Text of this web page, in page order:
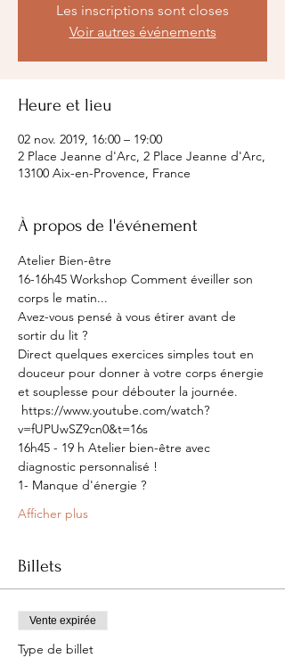
Les inscriptions sont closes
Voir autres événements
Heure et lieu
02 nov. 2019, 16:00 – 19:00
2 Place Jeanne d'Arc, 2 Place Jeanne d'Arc,
13100 Aix-en-Provence, France
À propos de l'événement
Atelier Bien-être
16-16h45 Workshop Comment éveiller son
corps le matin...
Avez-vous pensé à vous étirer avant de
sortir du lit ?
Direct quelques exercices simples tout en
douceur pour donner à votre corps énergie
et souplesse pour débouter la journée.
https://www.youtube.com/watch?
v=fUPUwSZ9cn0&t=16s
16h45 - 19 h Atelier bien-être avec
diagnostic personnalisé !
1- Manque d'énergie ?
Afficher plus
Billets
Vente expirée
Type de billet